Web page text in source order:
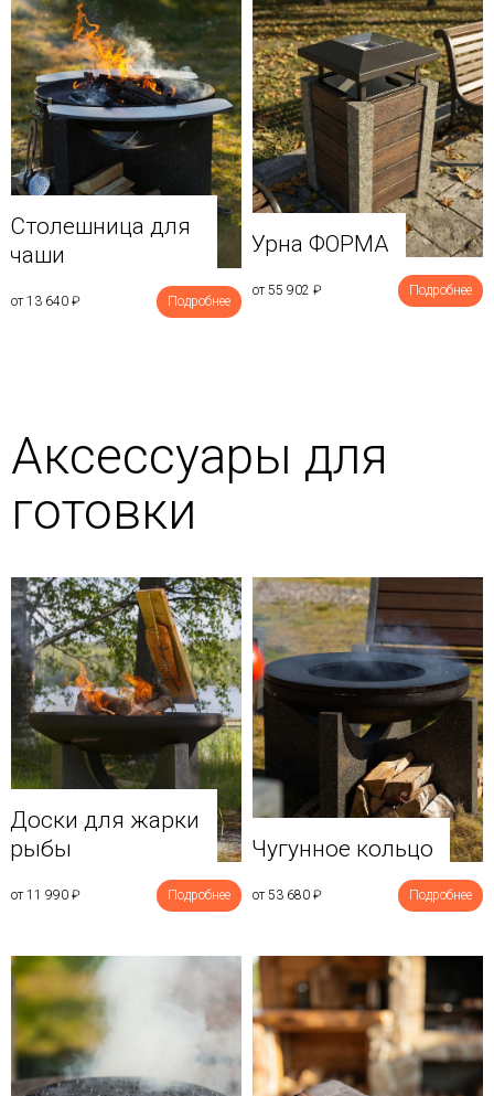
Столешница для
чаши
от 13 640 ₽ Подробнее
Урна ФОРМА
от 55 902 ₽ Подробнее
Аксессуары для
готовки
Доски для жарки
рыбы
от 11 990 ₽ Подробнее
Чугунное кольцо
от 53 680 ₽ Подробнее